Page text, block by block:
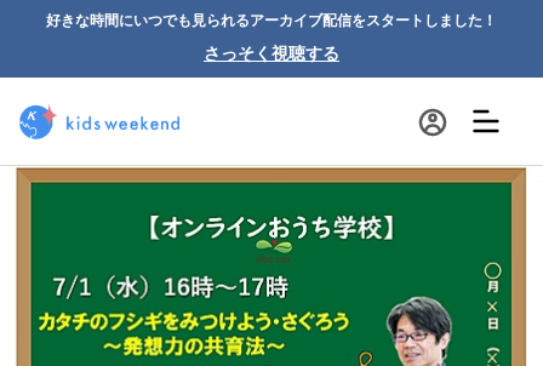
好きな時間にいつでも見られるアーカイブ配信をスタートしました！
さっそく視聴する